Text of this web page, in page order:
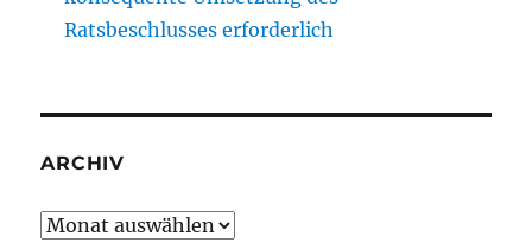
Ratsbeschlusses erforderlich
ARCHIV
Archiv